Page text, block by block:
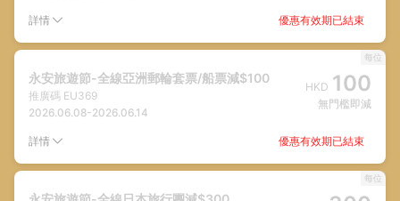
詳情 優惠有效期已結束
永安旅遊節-全線亞洲郵輪套票/船票減$100
推廣碼 EU369
2026.06.08-2026.06.14
HKD 100
無門檻即減
每位
詳情 優惠有效期已結束
每位